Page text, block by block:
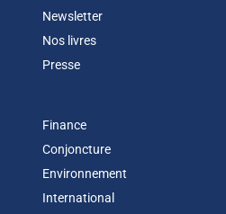
Newsletter
Nos livres
Presse
Finance
Conjoncture
Environnement
International